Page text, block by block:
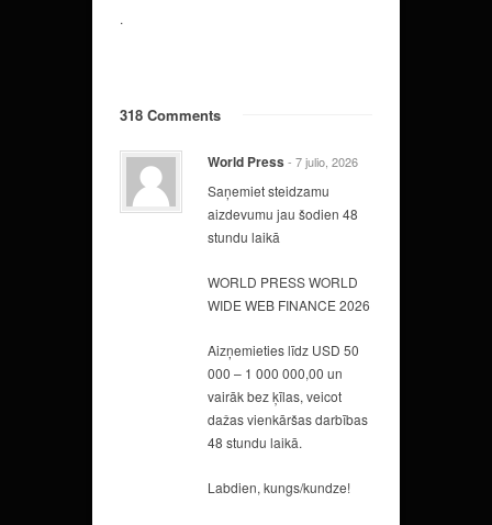
.
318 Comments
World Press - 7 julio, 2026
Saņemiet steidzamu
aizdevumu jau šodien 48
stundu laikā
WORLD PRESS WORLD
WIDE WEB FINANCE 2026
Aizņemieties līdz USD 50
000 – 1 000 000,00 un
vairāk bez ķīlas, veicot
dažas vienkāršas darbības
48 stundu laikā.
Labdien, kungs/kundze!